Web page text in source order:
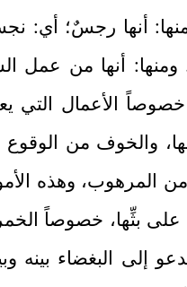
فمنها: أنها رجسٌ؛ أي:
ومنها: أنها من عمل
الأعمال التي
والخوف من الوقوع
المرهوب، وهذه
بثِّها، خصوصاً الخمر
إلى البغضاء بينه